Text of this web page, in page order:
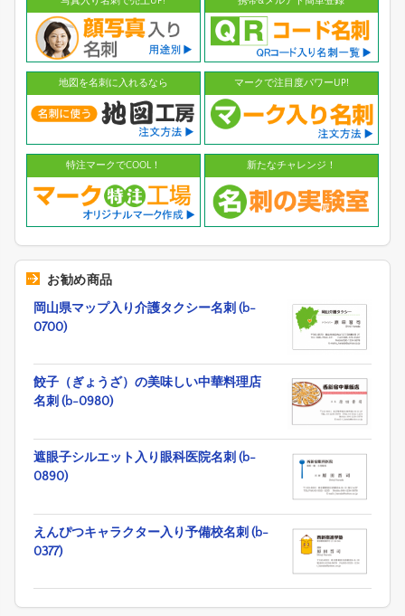
地図を名刺に入れるなら マークで注目度パワーUP!
特注マークでCOOL！ 新たなチャレンジ！
お勧め商品
岡山県マップ入り介護タクシー名刺 (b-
0700)
餃子（ぎょうざ）の美味しい中華料理店
名刺 (b-0980)
遮眼子シルエット入り眼科医院名刺 (b-
0890)
えんぴつキャラクター入り予備校名刺 (b-
0377)